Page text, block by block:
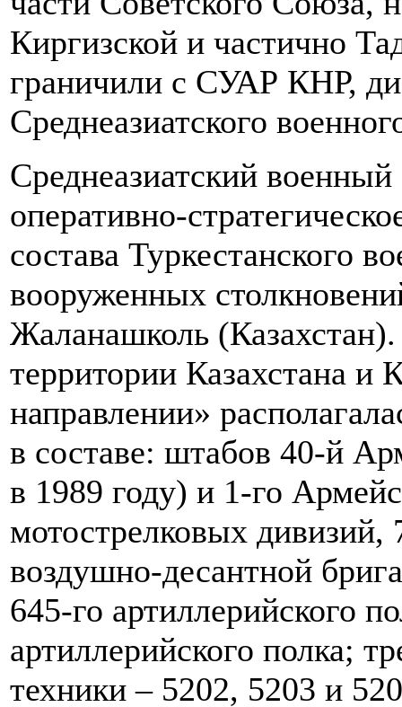
Киргизской и частично
граничили с СУАР КНР,
Среднеазиатского
Среднеазиатский военный
оперативно-
состава Туркестанского
вооруженных
Жаланашколь
территории Казахстана и
направлении»
в составе: штабов 40-й
в 1989 году) и 1-го
мотострелковых дивизий,
воздушно-десантной
645-го артиллерийского
артиллерийского полка;
техники – 5202, 5203 и